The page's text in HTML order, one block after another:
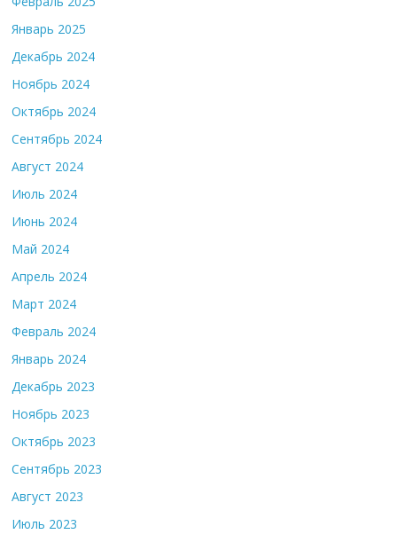
Январь 2025
Декабрь 2024
Ноябрь 2024
Октябрь 2024
Сентябрь 2024
Август 2024
Июль 2024
Июнь 2024
Май 2024
Апрель 2024
Март 2024
Февраль 2024
Январь 2024
Декабрь 2023
Ноябрь 2023
Октябрь 2023
Сентябрь 2023
Август 2023
Июль 2023